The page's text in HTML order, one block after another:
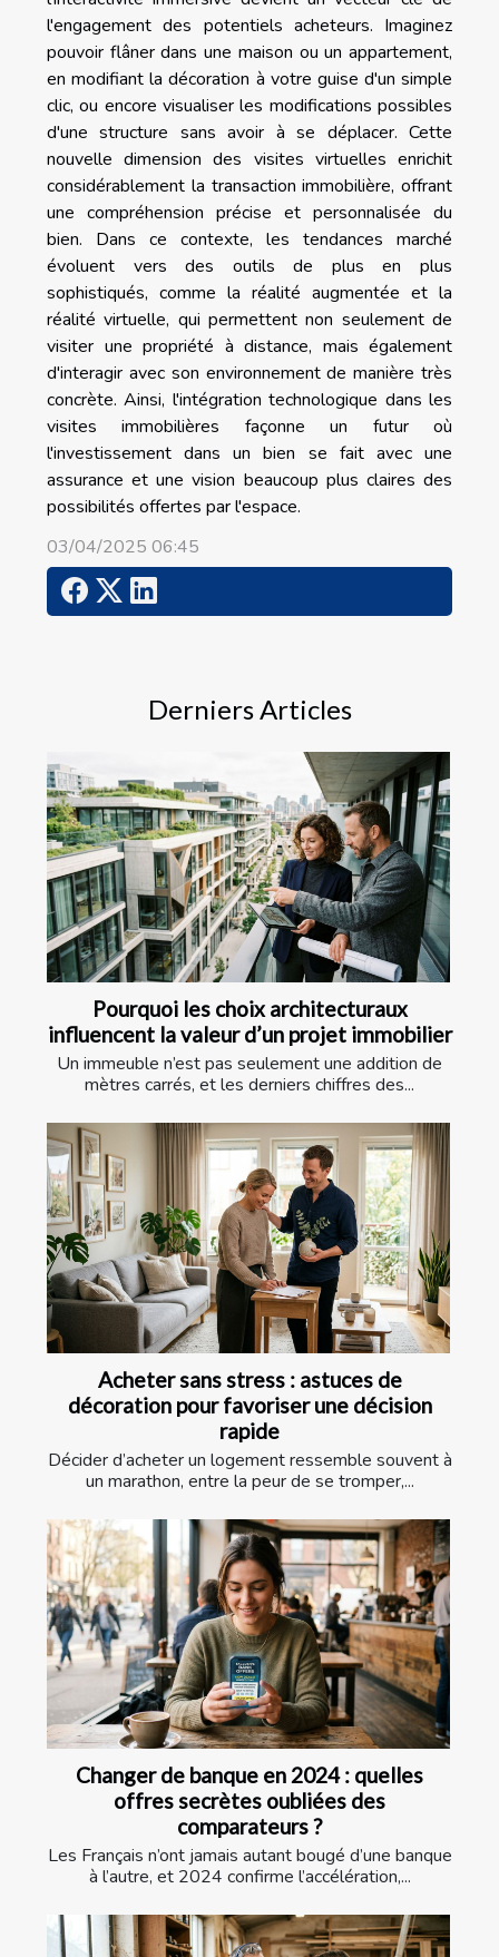
l'engagement des potentiels acheteurs. Imaginez
pouvoir flâner dans une maison ou un appartement,
en modifiant la décoration à votre guise d'un simple
clic, ou encore visualiser les modifications possibles
d'une structure sans avoir à se déplacer. Cette
nouvelle dimension des visites virtuelles enrichit
considérablement la transaction immobilière, offrant
une compréhension précise et personnalisée du
bien. Dans ce contexte, les tendances marché
évoluent vers des outils de plus en plus
sophistiqués, comme la réalité augmentée et la
réalité virtuelle, qui permettent non seulement de
visiter une propriété à distance, mais également
d'interagir avec son environnement de manière très
concrète. Ainsi, l'intégration technologique dans les
visites immobilières façonne un futur où
l'investissement dans un bien se fait avec une
assurance et une vision beaucoup plus claires des
possibilités offertes par l'espace.
03/04/2025 06:45
Derniers Articles
Pourquoi les choix architecturaux
influencent la valeur d’un projet immobilier
Un immeuble n’est pas seulement une addition de
mètres carrés, et les derniers chiffres des...
Acheter sans stress : astuces de
décoration pour favoriser une décision
rapide
Décider d’acheter un logement ressemble souvent à
un marathon, entre la peur de se tromper,...
Changer de banque en 2024 : quelles
offres secrètes oubliées des
comparateurs ?
Les Français n’ont jamais autant bougé d’une banque
à l’autre, et 2024 confirme l’accélération,...